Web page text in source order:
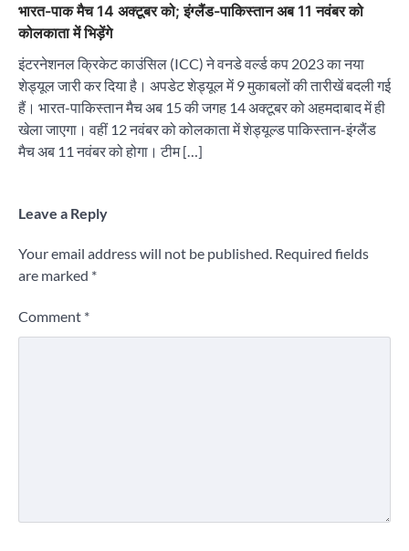
भारत-पाक मैच 14 अक्टूबर को; इंग्लैंड-पाकिस्तान अब 11 नवंबर को
कोलकाता में भिड़ेंगे
इंटरनेशनल क्रिकेट काउंसिल (ICC) ने वनडे वर्ल्ड कप 2023 का नया
शेड्यूल जारी कर दिया है। अपडेट शेड्यूल में 9 मुकाबलों की तारीखें बदली गई
हैं। भारत-पाकिस्तान मैच अब 15 की जगह 14 अक्टूबर को अहमदाबाद में ही
खेला जाएगा। वहीं 12 नवंबर को कोलकाता में शेड्यूल्ड पाकिस्तान-इंग्लैंड
मैच अब 11 नवंबर को होगा। टीम […]
Leave a Reply
Your email address will not be published. Required fields
are marked *
Comment *